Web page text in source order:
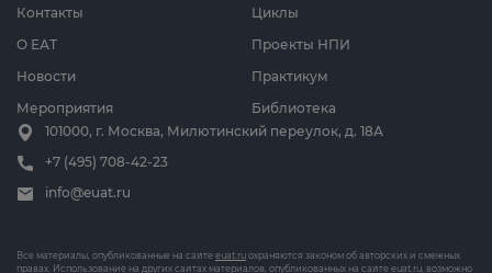
О ЕАТ
Новости
Мероприятия
Циклы
Проекты НПИ
Практикум
Библиотека
Контакты
101000, г. Москва, Милютинский переулок, д. 18А
+7 (495) 708-42-23
info@euat.ru
Все материалы, опубликованные на сайте euat.ru охраняются законом об авторских и смежных
правах. Использование на других сайтах материалов, опубликованных на сайте euat.ru, возможно